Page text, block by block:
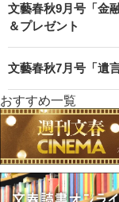
文藝春秋9月号「金
＆プレゼント
文藝春秋7月号「遺
おすすめ一覧